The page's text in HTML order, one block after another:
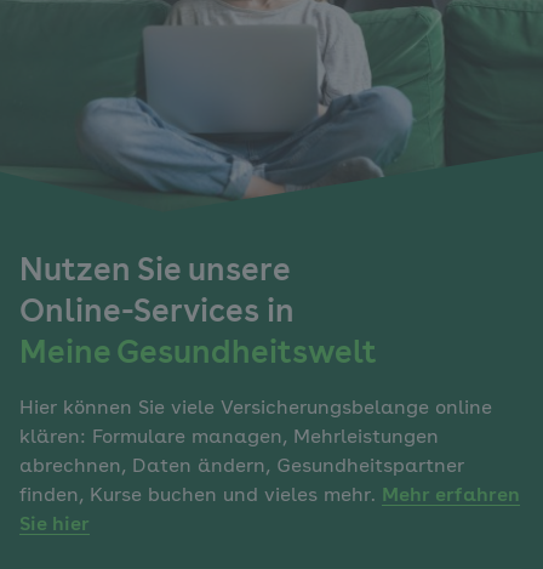
Nutzen Sie unsere
Online-Services in
Meine Gesundheitswelt
Hier können Sie viele Versicherungsbelange online
klären: Formulare managen, Mehrleistungen
abrechnen, Daten ändern, Gesundheitspartner
finden, Kurse buchen und vieles mehr. Mehr erfahren
Sie hier